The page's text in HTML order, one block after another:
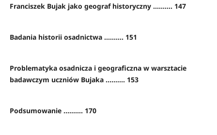
Franciszek Bujak jako geograf historyczny .......... 147
Badania historii osadnictwa .......... 151
Problematyka osadnicza i geograficzna w warsztacie
badawczym uczniów Bujaka .......... 153
Podsumowanie .......... 170